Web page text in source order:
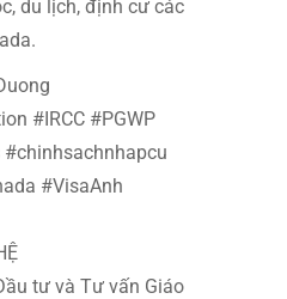
du lịch, định cư các
#IRCC #PGWP
#VisaAnh
tư và Tư vấn Giáo